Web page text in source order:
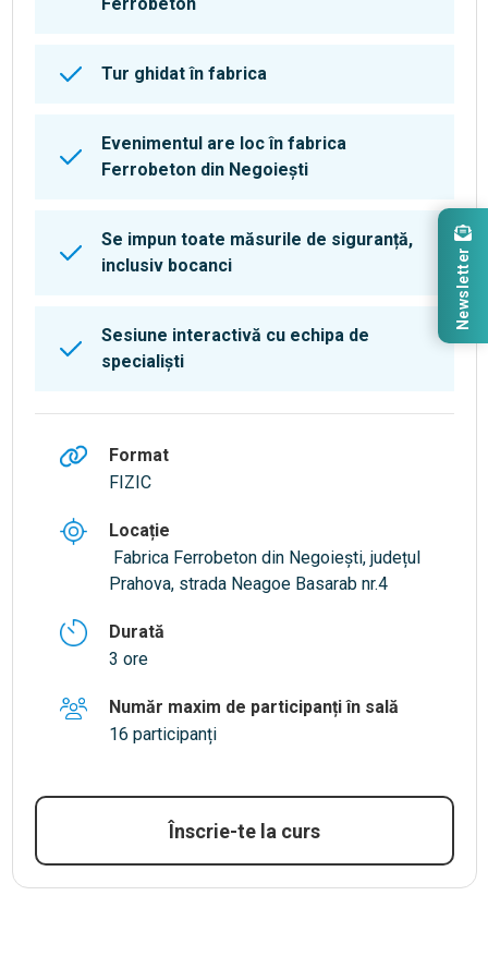
Tur ghidat în fabrica
Evenimentul are loc în fabrica
Ferrobeton din Negoiești
Se impun toate măsurile de siguranță,
inclusiv bocanci
Sesiune interactivă cu echipa de
specialiști
Format
FIZIC
Locație
Fabrica Ferrobeton din Negoiești, județul
Prahova, strada Neagoe Basarab nr.4
Durată
3 ore
Număr maxim de participanți în sală
16 participanți
Înscrie-te la curs
Newsletter